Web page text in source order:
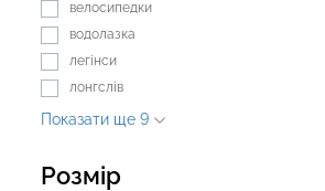
велосипедки
водолазка
легінси
лонгслів
Показати ще 9
Розмір
Безшовні легінси з
(чорний) Giulia